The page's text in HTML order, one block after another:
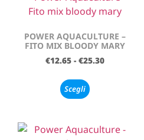
POWER AQUACULTURE –
FITO MIX BLOODY MARY
€12.65 - €25.30
Scegli